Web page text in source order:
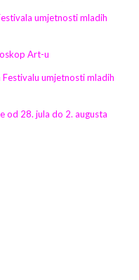
umjetnosti mladih
Art-u
umjetnosti mladih
od 28. jula do 2. augusta